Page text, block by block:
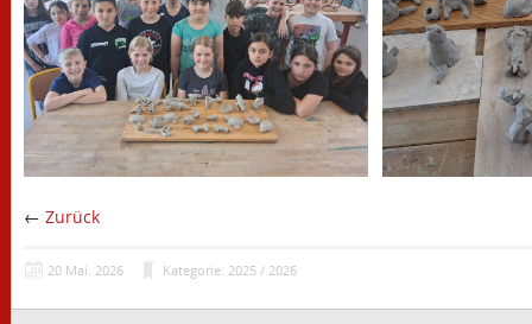
← Zurück
20 Mai. 2026 Kategorie: 2025 / 2026